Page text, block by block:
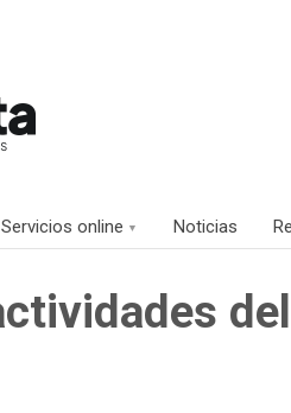
Servicios online Noticias